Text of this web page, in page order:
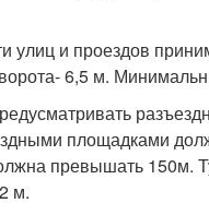
улиц и проездов
6,5 м.
площадками
превышать
м.